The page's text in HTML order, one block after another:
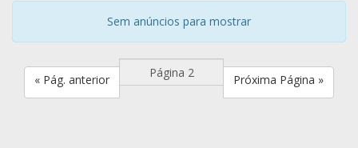
Sem anúncios para mostrar
« Pág. anterior Próxima Página »